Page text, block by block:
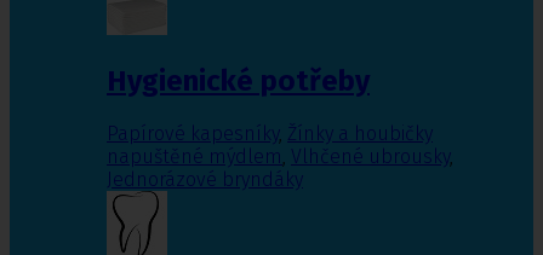
Hygienické potřeby
Papírové kapesníky, Žínky a houbičky
napuštěné mýdlem, Vlhčené ubrousky,
Jednorázové bryndáky